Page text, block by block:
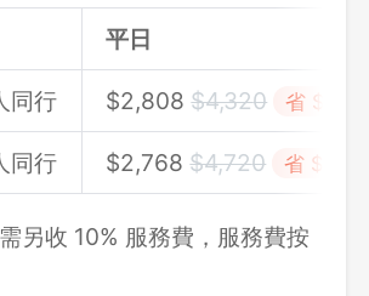
平日
同行 $2,808$4,320 省
同行 $2,768$4,720 省
另收 10% 服務費，服務費按